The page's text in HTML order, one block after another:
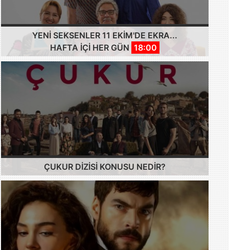
YENI SEKSENLER 11 EKIM'DE EKRA...
HAFTA IÇI HER GÜN 18:00
ÇUKUR DIZISI KONUSU NEDIR?